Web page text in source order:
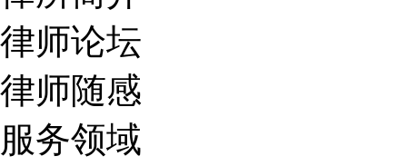
律师论坛
律师随感
服务领域